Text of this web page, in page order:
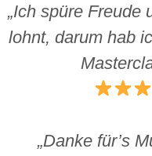
„Ich spüre Freude
lohnt, darum hab
„Danke für’s